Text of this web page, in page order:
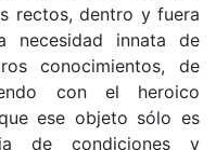
rectos, dentro y fuera
necesidad innata de
conocimientos, de
con el heroico
ese objeto sólo es
de condiciones y